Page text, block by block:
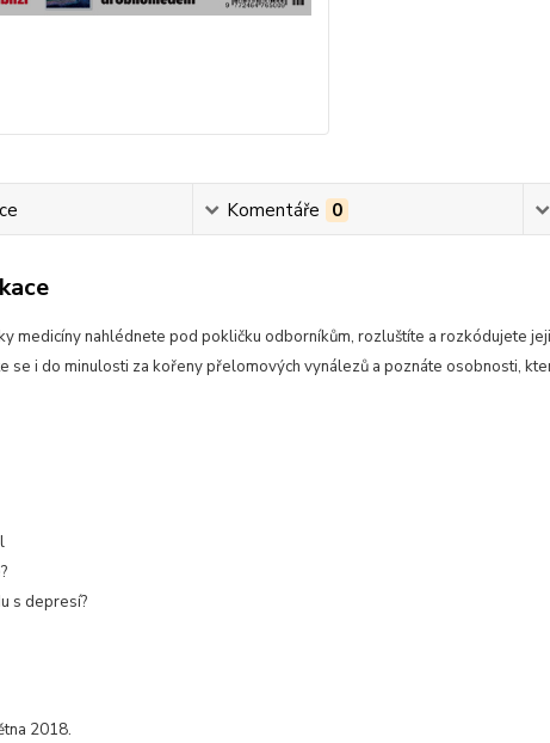
Komentáře 0
medicíny nahlédnete pod pokličku odborníkům, rozluštíte a rozkódujete
se i do minulosti za kořeny přelomových vynálezů a poznáte osobnosti,
s depresí?
2018.